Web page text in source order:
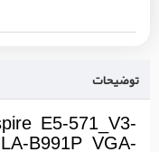
توضیحات
E5-571_V3-
B991P_VGA-